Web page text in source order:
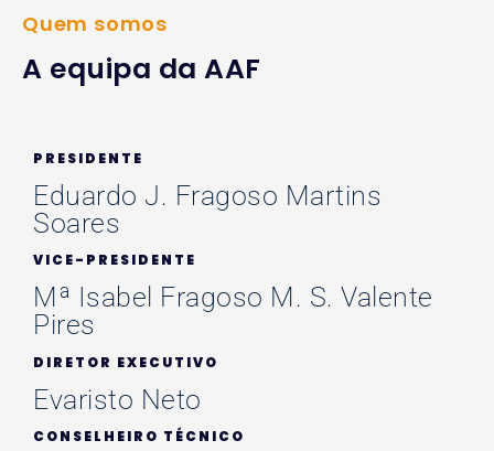
Quem somos
A equipa da AAF
PRESIDENTE
Eduardo J. Fragoso Martins
Soares
VICE-PRESIDENTE
Mª Isabel Fragoso M. S. Valente
Pires
DIRETOR EXECUTIVO
Evaristo Neto
CONSELHEIRO TÉCNICO